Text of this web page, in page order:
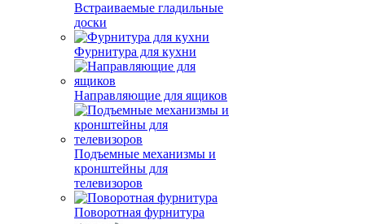
Встраиваемые гладильные
доски
Фурнитура для кухни
Направляющие для ящиков
Подъемные механизмы и
кронштейны для
телевизоров
Поворотная фурнитура